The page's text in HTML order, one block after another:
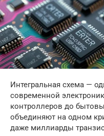
Интегральная схема —
современной
контроллеров до
объединяют на одном
даже миллиарды